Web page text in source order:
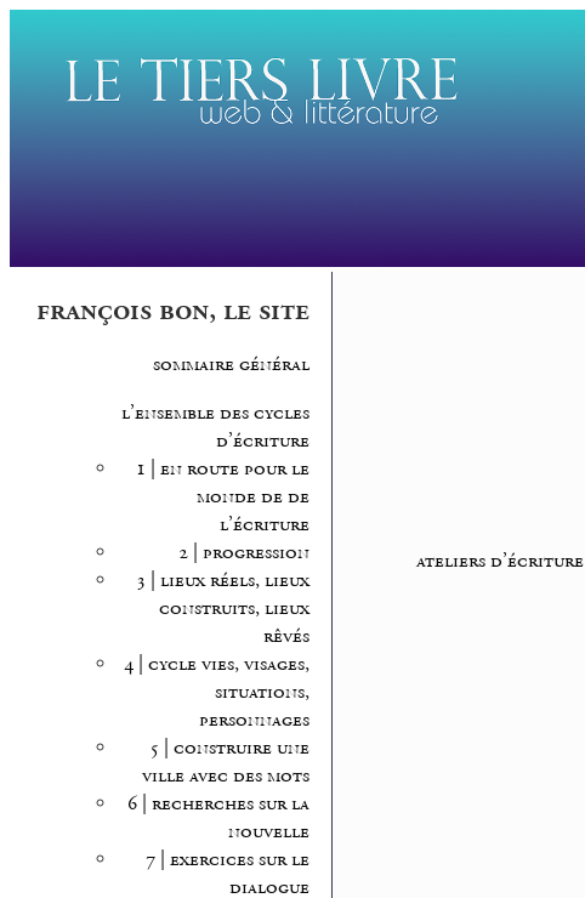
françois bon, le site
sommaire général
l’ensemble des cycles
d’écriture
1 | en route pour le
monde de de
l’écriture
2 | progression
3 | lieux réels, lieux
construits, lieux
rêvés
4 | cycle vies, visages,
situations,
personnages
5 | construire une
ville avec des mots
6 | recherches sur la
nouvelle
7 | exercices sur le
dialogue
ateliers d’écriture